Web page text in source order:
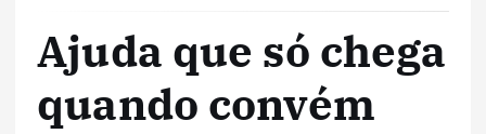
Ajuda que só chega
quando convém